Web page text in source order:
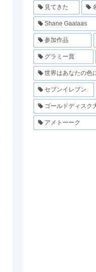
見てきた
Shane Gaalaas
参加作品
グラミー賞
世界はあなたの色
セブンイレブン
ゴールドディスク
アメトーーク